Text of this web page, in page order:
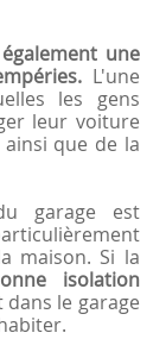
une
L'une
les gens
leur voiture
que de la
garage est
maison. Si la
isolation
le garage